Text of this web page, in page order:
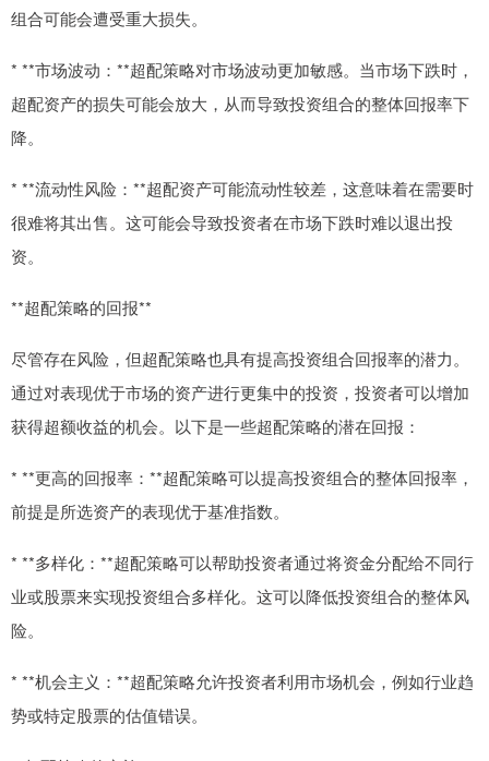
组合可能会遭受重大损失。
* **市场波动：**超配策略对市场波动更加敏感。当市场下跌时，
超配资产的损失可能会放大，从而导致投资组合的整体回报率下
降。
* **流动性风险：**超配资产可能流动性较差，这意味着在需要时
很难将其出售。这可能会导致投资者在市场下跌时难以退出投
资。
**超配策略的回报**
尽管存在风险，但超配策略也具有提高投资组合回报率的潜力。
通过对表现优于市场的资产进行更集中的投资，投资者可以增加
获得超额收益的机会。以下是一些超配策略的潜在回报：
* **更高的回报率：**超配策略可以提高投资组合的整体回报率，
前提是所选资产的表现优于基准指数。
* **多样化：**超配策略可以帮助投资者通过将资金分配给不同行
业或股票来实现投资组合多样化。这可以降低投资组合的整体风
险。
* **机会主义：**超配策略允许投资者利用市场机会，例如行业趋
势或特定股票的估值错误。